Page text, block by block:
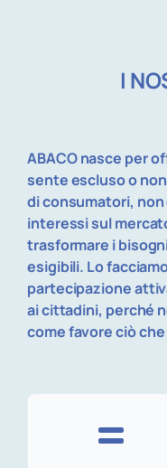
I
ABACO nasce per
sente escluso o
di consumatori,
interessi sul
trasformare i
esigibili. Lo
partecipazione
ai cittadini, perché
come favore ciò